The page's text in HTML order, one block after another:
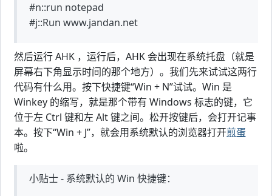
#n::run notepad
#j::Run www.jandan.net
然后运行 AHK ，运行后，AHK 会出现在系统托盘（就是
屏幕右下角显示时间的那个地方）。我们先来试试这两行
代码有什么用。按下快捷键“Win + N”试试。Win 是
Winkey 的缩写，就是那个带有 Windows 标志的键，它
位于左 Ctrl 键和左 Alt 键之间。松开按键后，会打开记事
本。按下“Win + J”，就会用系统默认的浏览器打开煎蛋
啦。
小贴士 - 系统默认的 Win 快捷键：